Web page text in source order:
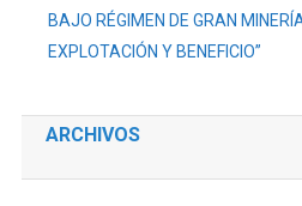
BAJO RÉGIMEN DE GRAN
EXPLOTACIÓN Y BENEFICIO”
ARCHIVOS